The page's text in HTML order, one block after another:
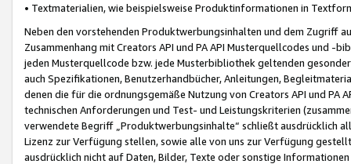
• Textmaterialien, wie beispielsweise Produktinformationen in
Neben den vorstehenden Produktwerbungsinhalten und dem Zugriff
Zusammenhang mit Creators API und PA API Musterquellcodes und
jeden Musterquellcode bzw. jede Musterbibliothek geltenden
auch Spezifikationen, Benutzerhandbücher, Anleitungen,
denen die für die ordnungsgemäße Nutzung von Creators API und PA
technischen Anforderungen und Test- und Leistungskriterien
verwendete Begriff „Produktwerbungsinhalte“ schließt ausdrücklich
Lizenz zur Verfügung stellen, sowie alle von uns zur Verfügung
ausdrücklich nicht auf Daten, Bilder, Texte oder sonstige